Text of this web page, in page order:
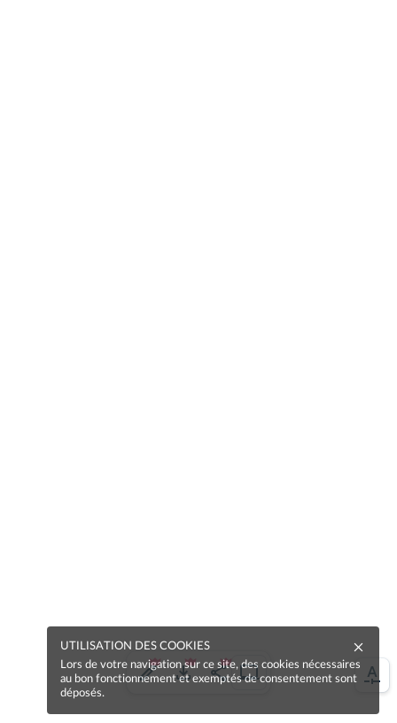
UTILISATION DES COOKIES
Lors de votre navigation sur ce site, des cookies nécessaires
au bon fonctionnement et exemptés de consentement sont
déposés.